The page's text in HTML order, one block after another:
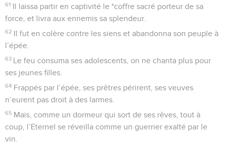
61 Il laissa partir en captivité le *coffre sacré porteur de sa
force, et livra aux ennemis sa splendeur.
62 Il fut en colère contre les siens et abandonna son peuple à
l’épée.
63 Le feu consuma ses adolescents, on ne chanta plus pour
ses jeunes filles.
64 Frappés par l’épée, ses prêtres périrent, ses veuves
n’eurent pas droit à des larmes.
65 Mais, comme un dormeur qui sort de ses rêves, tout à
coup, l’Eternel se réveilla comme un guerrier exalté par le
vin.